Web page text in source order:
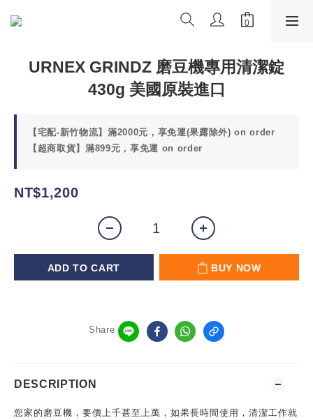
URNEX GRINDZ 磨豆機專用清潔錠
430g 美國原裝進口
【宅配-新竹物流】滿2000元，享免運(果露除外) on order
【超商取貨】滿899元，享免運 on order
NT$1,200
ADD TO CART BUY NOW
Share
DESCRIPTION
您家的磨豆機，要價上千甚至上萬，如果長時間使用，清潔工作就